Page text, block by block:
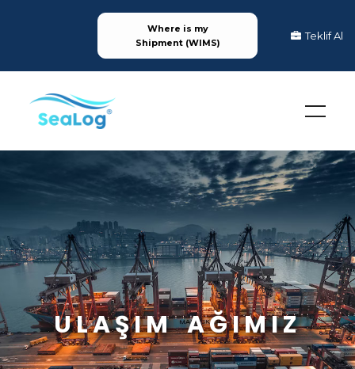
Where is my
Shipment (WIMS)
Teklif Al
ULAŞIM AĞIMIZ